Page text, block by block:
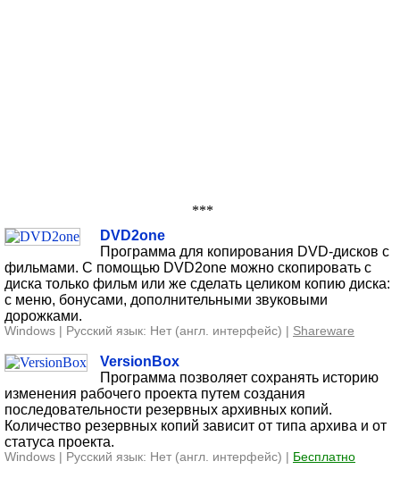
***
DVD2one
Программа для копирования DVD-дисков с
фильмами. C помощью DVD2one можно скопировать с
диска только фильм или же сделать целиком копию диска:
с меню, бонусами, дополнительными звуковыми
дорожками.
Windows | Русский язык: Нет (англ. интерфейс) | Shareware
VersionBox
Программа позволяет сохранять историю
изменения рабочего проекта путем создания
последовательности резервных архивных копий.
Количество резервных копий зависит от типа архива и от
статуса проекта.
Windows | Русский язык: Нет (англ. интерфейс) | Бесплатно